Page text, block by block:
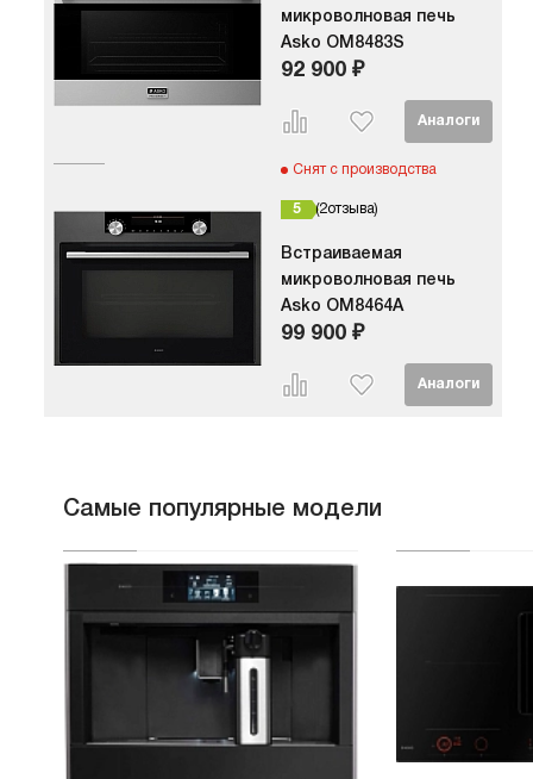
микроволновая печь
Asko OM8483S
92 900 ₽
Снят с производства
5 2отзыва
Встраиваемая
микроволновая печь
Asko OM8464A
99 900 ₽
Самые популярные модели